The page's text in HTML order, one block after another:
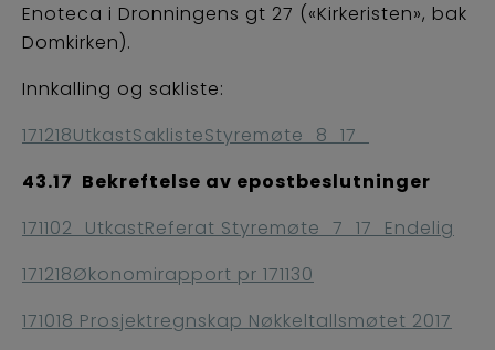
Enoteca i Dronningens gt 27 («Kirkeristen», bak
Domkirken).
Innkalling og sakliste:
171218UtkastSaklisteStyremøte_8_17_
43.17 Bekreftelse av epostbeslutninger
171102_UtkastReferat Styremøte_7_17_Endelig
171218Økonomirapport pr 171130
171018 Prosjektregnskap Nøkkeltallsmøtet 2017